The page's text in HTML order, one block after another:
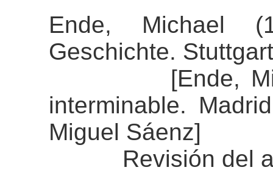
Ende, Michael
Geschichte.
[Ende,
interminable.
Miguel Sáenz]
Revisión del